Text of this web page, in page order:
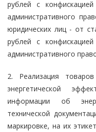
рублей с
административного
юридических лиц - от
рублей с
административного
2. Реализация
энергетической
информации об
технической
маркировке, на их